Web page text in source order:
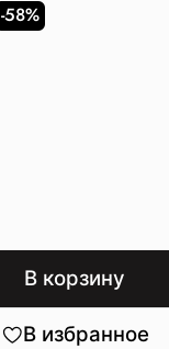
-58%
В корзину
В избранное